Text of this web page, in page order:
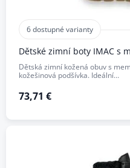
6 dostupné varianty
Dětské zimní boty IMAC s
Dětská zimní kožená obuv s
kožešinová podšívka. Ideální…
73,71 €